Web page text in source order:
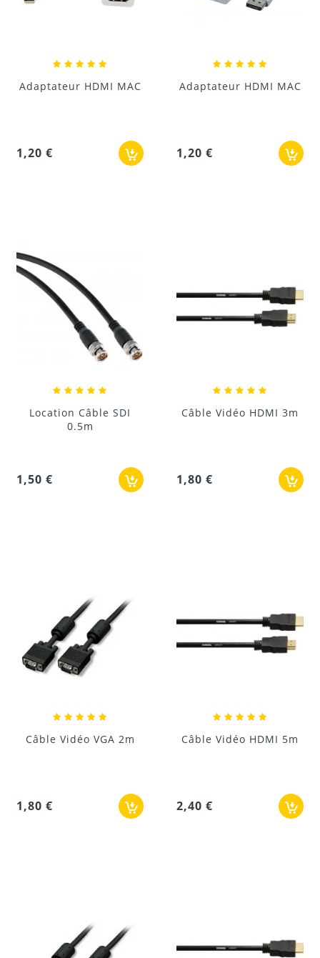
Adaptateur HDMI MAC
1,20 €
Adaptateur HDMI MAC
1,20 €
Location Câble SDI
0.5m
1,50 €
Câble Vidéo HDMI 3m
1,80 €
Câble Vidéo VGA 2m
1,80 €
Câble Vidéo HDMI 5m
2,40 €